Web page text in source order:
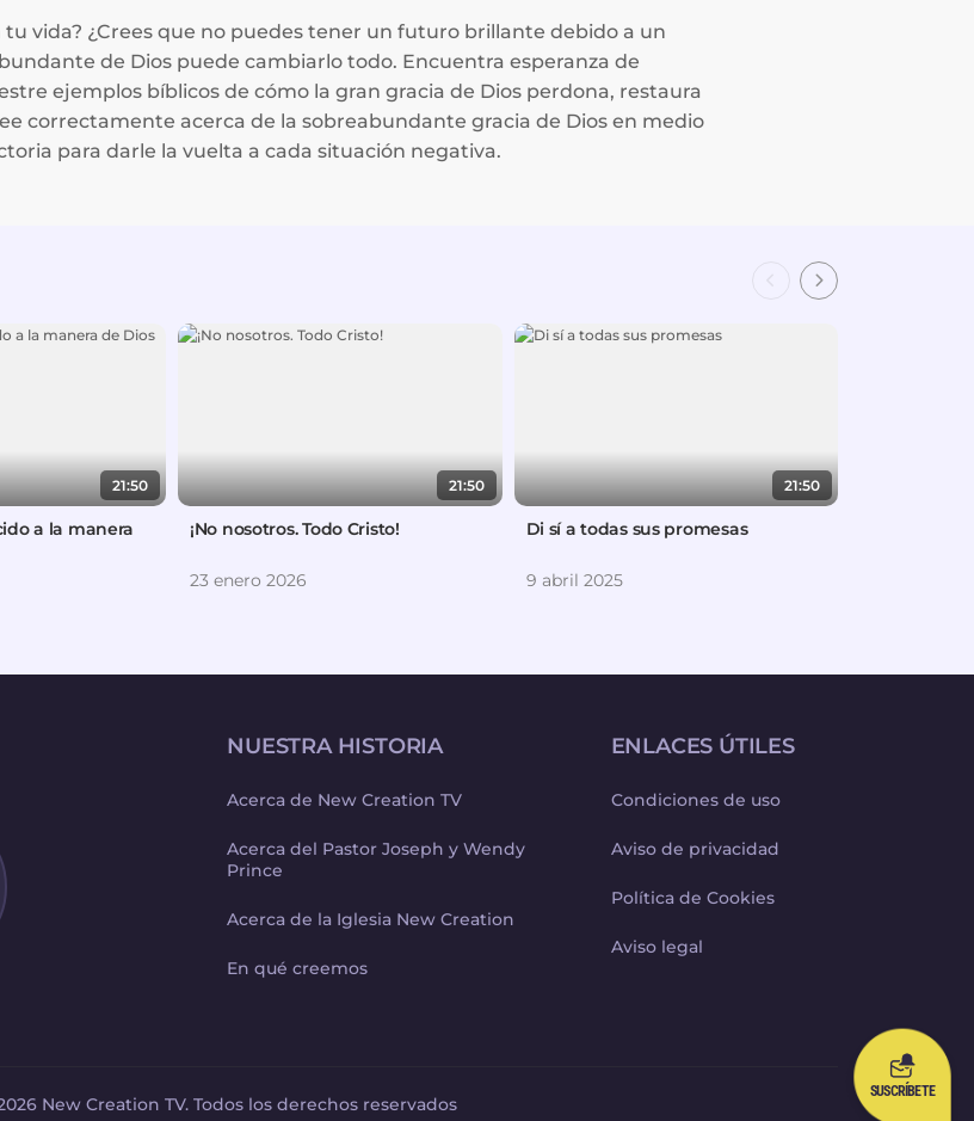
vida? ¿Crees que no puedes tener un futuro brillante debido a un
de Dios puede cambiarlo todo. Encuentra esperanza de
ejemplos bíblicos de cómo la gran gracia de Dios perdona, restaura
correctamente acerca de la sobreabundante gracia de Dios en medio
para darle la vuelta a cada situación negativa.
21:50
a la manera
21:50
¡No nosotros. Todo Cristo!
23 enero 2026
21:50
Di sí a todas sus promesas
9 abril 2025
NUESTRA HISTORIA
Acerca de New Creation TV
Acerca del Pastor Joseph y Wendy
Prince
Acerca de la Iglesia New Creation
En qué creemos
ENLACES ÚTILES
Condiciones de uso
Aviso de privacidad
Política de Cookies
Aviso legal
New Creation TV. Todos los derechos reservados
SUSCRÍBETE